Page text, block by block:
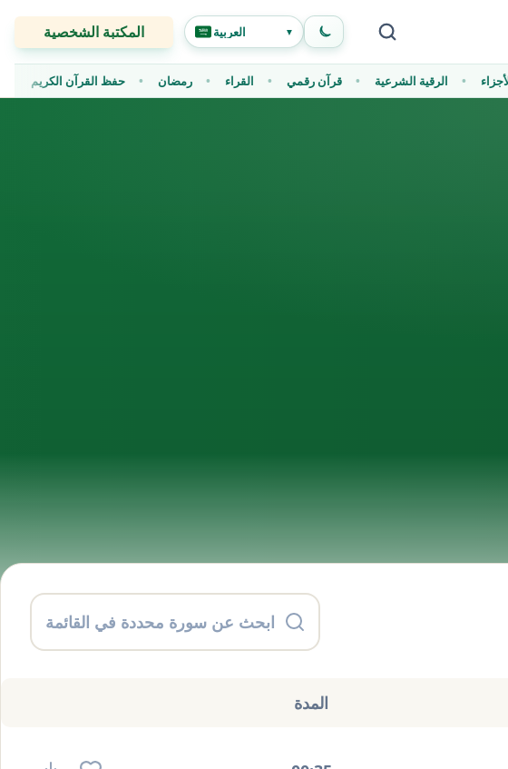
العربية ▼ المكتبة الشخصية
حفظ القرآن الكريم رمضان القراء قرآن رقمي الرقية الشرعية الأجزاء
المدة